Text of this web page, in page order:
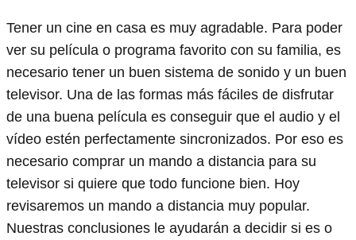
Tener un cine en casa es muy agradable. Para poder
ver su película o programa favorito con su familia, es
necesario tener un buen sistema de sonido y un buen
televisor. Una de las formas más fáciles de disfrutar
de una buena película es conseguir que el audio y el
vídeo estén perfectamente sincronizados. Por eso es
necesario comprar un mando a distancia para su
televisor si quiere que todo funcione bien. Hoy
revisaremos un mando a distancia muy popular.
Nuestras conclusiones le ayudarán a decidir si es o